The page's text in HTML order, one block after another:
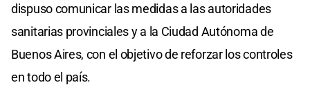
dispuso comunicar las medidas a las autoridades
sanitarias provinciales y a la Ciudad Autónoma de
Buenos Aires, con el objetivo de reforzar los controles
en todo el país.